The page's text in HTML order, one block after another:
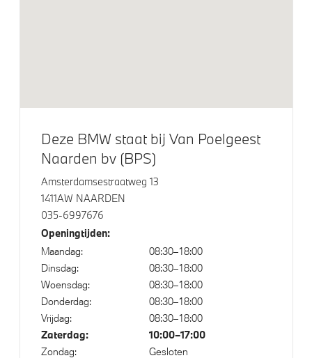
Akoestische voetgangersbescherming
Elektronisch Stabiliteits Programma
Passagiersairbag
Deze BMW staat bij Van Poelgeest
Naarden bv (BPS)
Amsterdamsestraatweg 13
1411AW NAARDEN
035-6997676
Openingtijden:
Maandag:
08:30–18:00
Dinsdag:
08:30–18:00
Woensdag:
08:30–18:00
Donderdag:
08:30–18:00
Vrijdag:
08:30–18:00
Zaterdag: 10:00–17:00
Zondag: Gesloten